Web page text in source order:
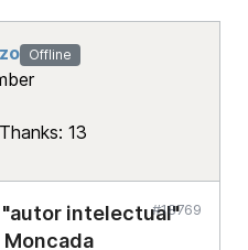
Offline
Thanks: 13
"autor intelectual"
#18769